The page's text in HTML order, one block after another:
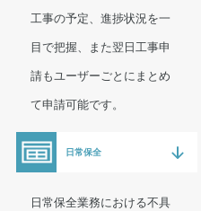
工事の予定、進捗状況を一
目で把握、また翌日工事申
請もユーザーごとにまとめ
て申請可能です。
日常保全
日常保全業務における不具